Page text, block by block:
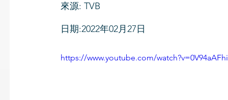
來源: TVB
日期:2022年02月27日
https://www.youtube.com/